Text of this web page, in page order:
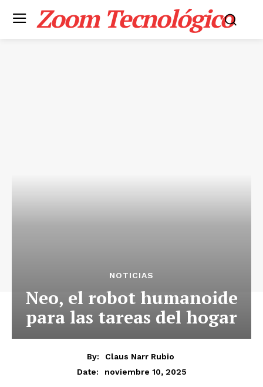
Zoom Tecnológico
NOTICIAS
Neo, el robot humanoide
para las tareas del hogar
By:
Claus Narr Rubio
Date:
noviembre 10, 2025